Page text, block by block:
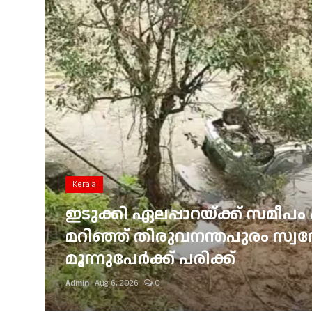
Gulf News
Loksabha Election 2024
Technology
Jobs Mall
Automotive
Shop Online
Education
Business
Kerala
ഇടുക്കി ഏലപ്പാറയ്ക്ക് സമീപം
മറിഞ്ഞ് തിരുവനന്തപുരം
മൂന്നുപേർക്ക് പരിക്ക്
Admin Aug 6, 2026 0